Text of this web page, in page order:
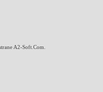
A2-Soft.Com.